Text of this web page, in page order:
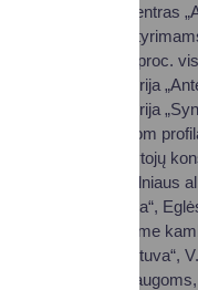
Diagnostikos centras
radiologiniams
masažams; -5 proc.
Tyrimų laboratorija
Tyrimų laboratorija
WellMe Symptom
tyrimams, gydytojų
UAB „Teida“,
„Eglės sanatorija“,
gyvenant viename
„Grand SPA
spa namų